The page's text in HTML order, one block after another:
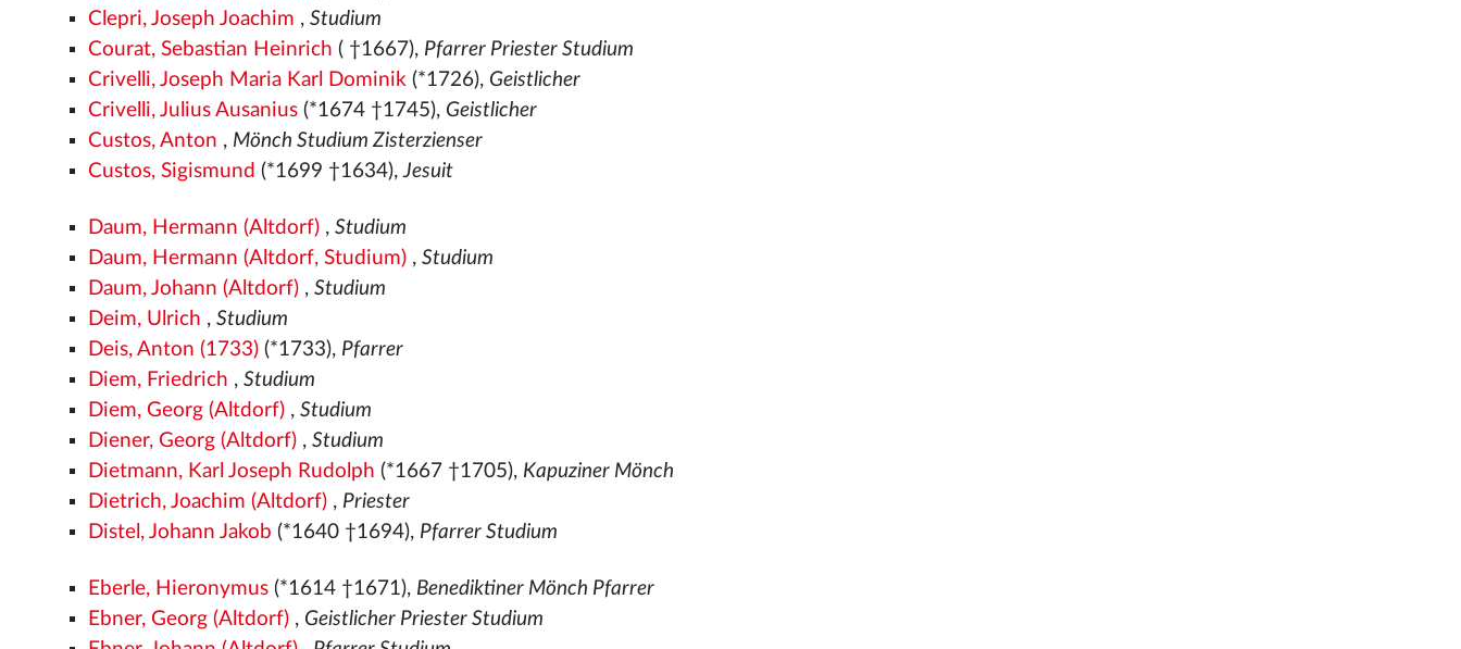
Clepri, Joseph Joachim ,Studium
Courat, Sebastian Heinrich ( †1667), Pfarrer Priester Studium
Crivelli, Joseph Maria Karl Dominik (*1726), Geistlicher
Crivelli, Julius Ausanius (*1674 †1745), Geistlicher
Custos, Anton , Mönch Studium Zisterzienser
Custos, Sigismund (*1699 †1634),Jesuit
Daum, Hermann (Altdorf) ,Studium
Daum, Hermann (Altdorf, Studium) ,Studium
Daum, Johann (Altdorf) ,Studium
Deim, Ulrich ,Studium
Deis, Anton (1733) (*1733), Pfarrer
Diem, Friedrich ,Studium
Diem, Georg (Altdorf) ,Studium
Diener, Georg (Altdorf) ,Studium
Dietmann, Karl Joseph Rudolph (*1667 †1705), Kapuziner Mönch
Dietrich, Joachim (Altdorf) , Priester
Distel, Johann Jakob (*1640 †1694), Pfarrer Studium
Eberle, Hieronymus (*1614 †1671), Benediktiner Mönch Pfarrer
Ebner, Georg (Altdorf) , Geistlicher Priester Studium